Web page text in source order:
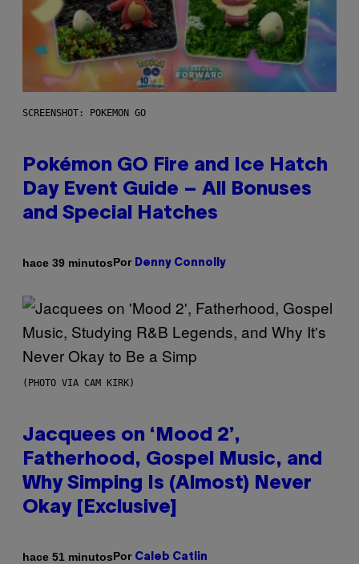
SCREENSHOT: POKEMON GO
Pokémon GO Fire and Ice Hatch
Day Event Guide – All Bonuses
and Special Hatches
hace 39 minutosPor Denny Connolly
(PHOTO VIA CAM KIRK)
Jacquees on ‘Mood 2’,
Fatherhood, Gospel Music, and
Why Simping Is (Almost) Never
Okay [Exclusive]
hace 51 minutosPor Caleb Catlin